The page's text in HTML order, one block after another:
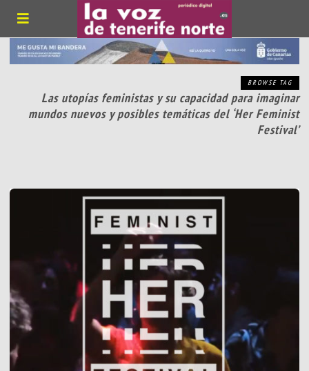
BROWSE TAG
Las utopías feministas y su capacidad para imaginar
mundos nuevos y posibles temáticas del ‘Her Feminist
Festival’